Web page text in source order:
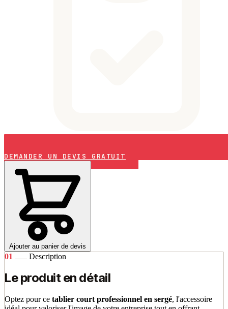
DEMANDER UN DEVIS GRATUIT
Ajouter au panier de devis
01 Description
Le produit en détail
Optez pour ce tablier court professionnel en sergé, l'accessoire